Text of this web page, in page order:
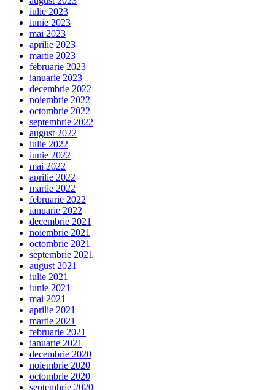
iulie 2023
iunie 2023
mai 2023
aprilie 2023
martie 2023
februarie 2023
ianuarie 2023
decembrie 2022
noiembrie 2022
octombrie 2022
septembrie 2022
august 2022
iulie 2022
iunie 2022
mai 2022
aprilie 2022
martie 2022
februarie 2022
ianuarie 2022
decembrie 2021
noiembrie 2021
octombrie 2021
septembrie 2021
august 2021
iulie 2021
iunie 2021
mai 2021
aprilie 2021
martie 2021
februarie 2021
ianuarie 2021
decembrie 2020
noiembrie 2020
octombrie 2020
septembrie 2020